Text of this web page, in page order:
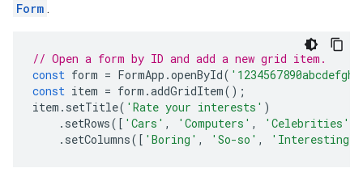
Form .
// Open a form by ID and add a new grid item.
const form = FormApp .openById(
const item = form .addGridItem();
item . setTitle( 'Rate your interests' )
. setRows([ 'Cars' , 'Computers' , 'Celebrities'
. setColumns([ 'Boring' , 'So-so' , 'Interesting'